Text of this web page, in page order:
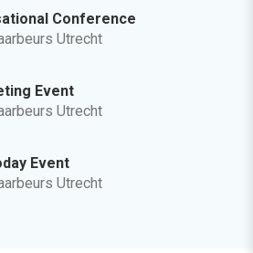
Conference
Utrecht
Event
Utrecht
Event
Utrecht